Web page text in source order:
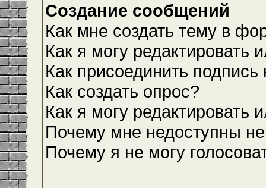
Создание сообщений
Как мне создать тему в
Как я могу редактировать
Как присоединить
Как создать опрос?
Как я могу редактировать
Почему мне недоступны
Почему я не могу